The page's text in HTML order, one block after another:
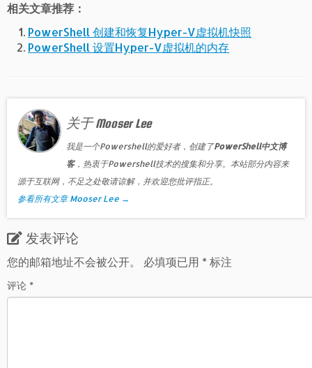
相关文章推荐：
PowerShell 创建和恢复Hyper-V虚拟机快照
PowerShell 设置Hyper-V虚拟机的内存
关于 Mooser Lee
我是一个Powershell的爱好者，创建了PowerShell中文博
客，热衷于Powershell技术的搜集和分享。本站部分内容来
源于互联网，不足之处敬请谅解，并欢迎您批评指正。
参看所有文章 Mooser Lee →
发表评论
您的邮箱地址不会被公开。
必填项已用 *标注
评论 *